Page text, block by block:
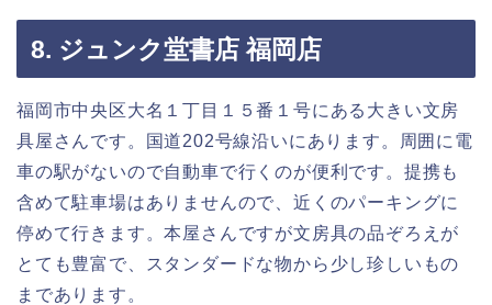
8. ジュンク堂書店 福岡店
福岡市中央区大名１丁目１５番１号にある大きい文房
具屋さんです。国道202号線沿いにあります。周囲に電
車の駅がないので自動車で行くのが便利です。提携も
含めて駐車場はありませんので、近くのパーキングに
停めて行きます。本屋さんですが文房具の品ぞろえが
とても豊富で、スタンダードな物から少し珍しいもの
まであります。